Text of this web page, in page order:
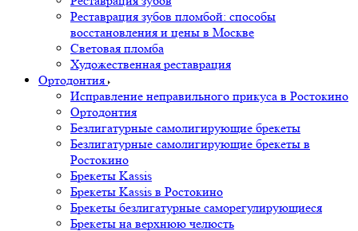
Реставрация зубов пломбой: способы
восстановления и цены в Москве
Световая пломба
Художественная реставрация
Ортодонтия
Исправление неправильного прикуса в Ростокино
Ортодонтия
Безлигатурные самолигирующие брекеты
Безлигатурные самолигирующие брекеты в
Ростокино
Брекеты Kassis
Брекеты Kassis в Ростокино
Брекеты безлигатурные саморегулирующиеся
Брекеты на верхнюю челюсть